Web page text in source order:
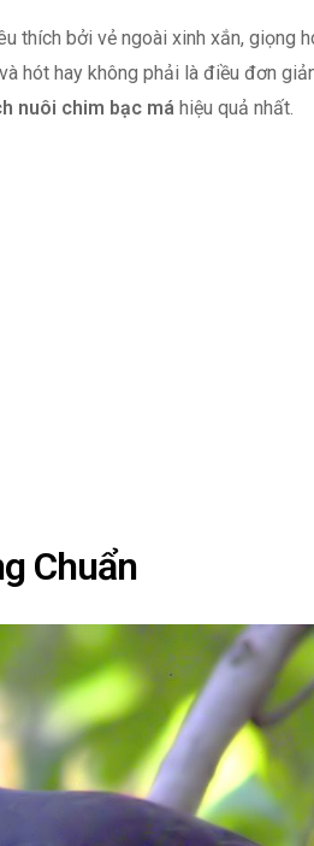
thích bởi vẻ ngoài xinh xắn, giọng
hót hay không phải là điều đơn
nuôi chim bạc má hiệu quả nhất.
Chuẩn
MÀO